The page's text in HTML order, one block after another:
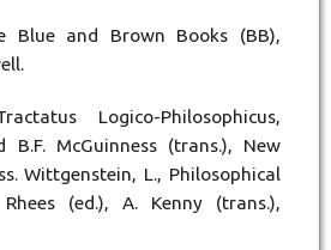
Blue and Brown Books (BB),
Logico-Philosophicus,
B.F. McGuinness (trans.), New
Wittgenstein, L., Philosophical
(ed.), A. Kenny (trans.),